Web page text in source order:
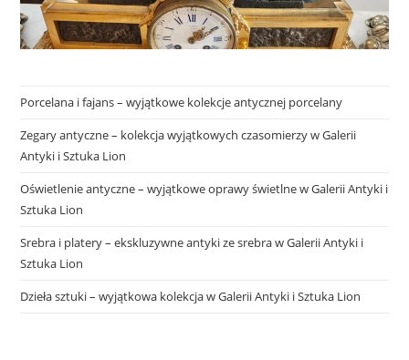
Porcelana i fajans – wyjątkowe kolekcje antycznej porcelany
Zegary antyczne – kolekcja wyjątkowych czasomierzy w Galerii
Antyki i Sztuka Lion
Oświetlenie antyczne – wyjątkowe oprawy świetlne w Galerii Antyki i
Sztuka Lion
Srebra i platery – ekskluzywne antyki ze srebra w Galerii Antyki i
Sztuka Lion
Dzieła sztuki – wyjątkowa kolekcja w Galerii Antyki i Sztuka Lion